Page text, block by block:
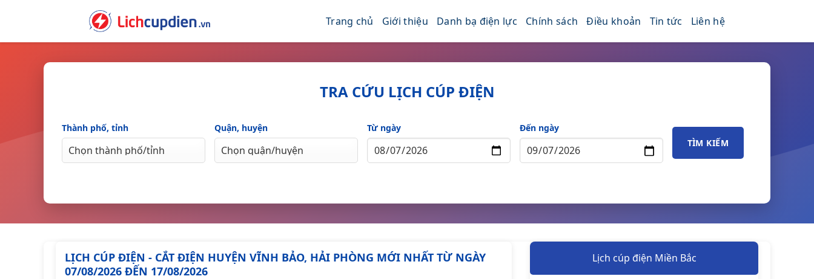
Trang chủ Giới thiệu Danh bạ điện lực Chính sách Điều khoản Tin tức Liên hệ
TRA CỨU LỊCH CÚP ĐIỆN
Thành phố, tỉnh Quận, huyện Từ ngày
Đến ngày
TÌM KIẾM
LỊCH CÚP ĐIỆN - CẮT ĐIỆN HUYỆN VĨNH BẢO, HẢI PHÒNG MỚI NHẤT TỪ NGÀY
07/08/2026 ĐẾN 17/08/2026
Lịch cúp điện Miền Bắc